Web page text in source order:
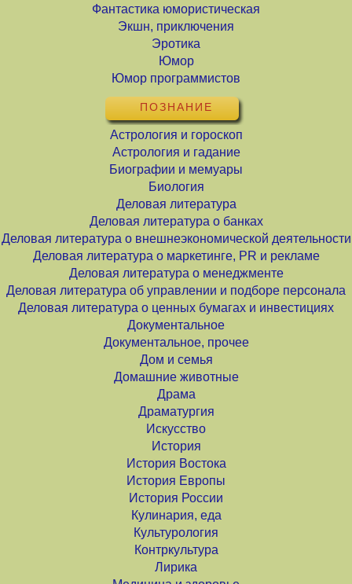
Фантастика юмористическая
Экшн, приключения
Эротика
Юмор
Юмор программистов
ПОЗНАНИЕ
Астрология и гороскоп
Астрология и гадание
Биографии и мемуары
Биология
Деловая литература
Деловая литература о банках
Деловая литература о внешнеэкономической деятельности
Деловая литература о маркетинге, PR и рекламе
Деловая литература о менеджменте
Деловая литература об управлении и подборе персонала
Деловая литература о ценных бумагах и инвестициях
Документальное
Документальное, прочее
Дом и семья
Домашние животные
Драма
Драматургия
Искусство
История
История Востока
История Европы
История России
Кулинария, еда
Культурология
Контркультура
Лирика